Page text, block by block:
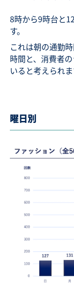
8時から9時台と
す。
これは朝の通勤
時間と、消費者
いると考えられま
曜日別